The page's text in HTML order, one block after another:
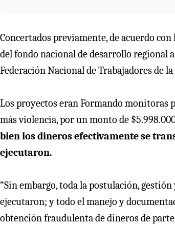
Concertados previamente, de acuerdo
del fondo nacional de desarrollo regional
Federación Nacional de Trabajadores de
Los proyectos eran Formando monitoras
más violencia, por un monto de
bien los dineros efectivamente se
ejecutaron.
“Sin embargo, toda la postulación,
ejecutaron; y todo el manejo y
obtención fraudulenta de dineros de parte